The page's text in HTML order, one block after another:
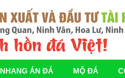
NHANG ÁN ĐÁ MỘ ĐÁ